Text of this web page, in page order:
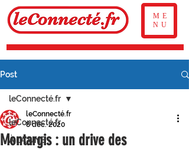
ME
NU
Post
leConnecté.fr
À LA UNE
leConnecté.fr
Montargis : un drive des
leConnecté.fr
8 déc. 2020